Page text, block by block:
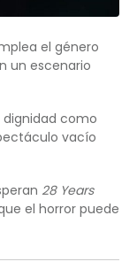
el género
un escenario
dignidad como
vacío
28 Years
el horror puede